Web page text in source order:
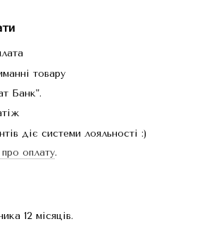
товару
Банк".
діє системи лояльності :)
оплату.
12 місяців.